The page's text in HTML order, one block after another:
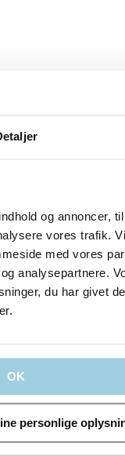
og annoncer,
vores trafik.
med vores
analysepartnere.
du har givet
OK
personlige